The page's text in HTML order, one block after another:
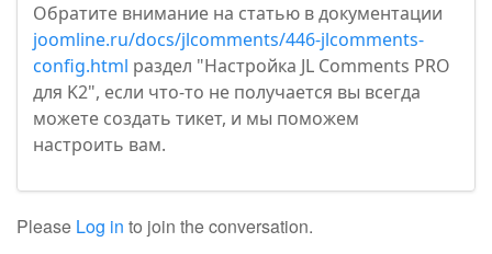
Обратите внимание на статью в документации
joomline.ru/docs/jlcomments/446-jlcomments-
config.html раздел "Настройка JL Comments PRO
для K2", если что-то не получается вы всегда
можете создать тикет, и мы поможем
настроить вам.
Please Log in to join the conversation.